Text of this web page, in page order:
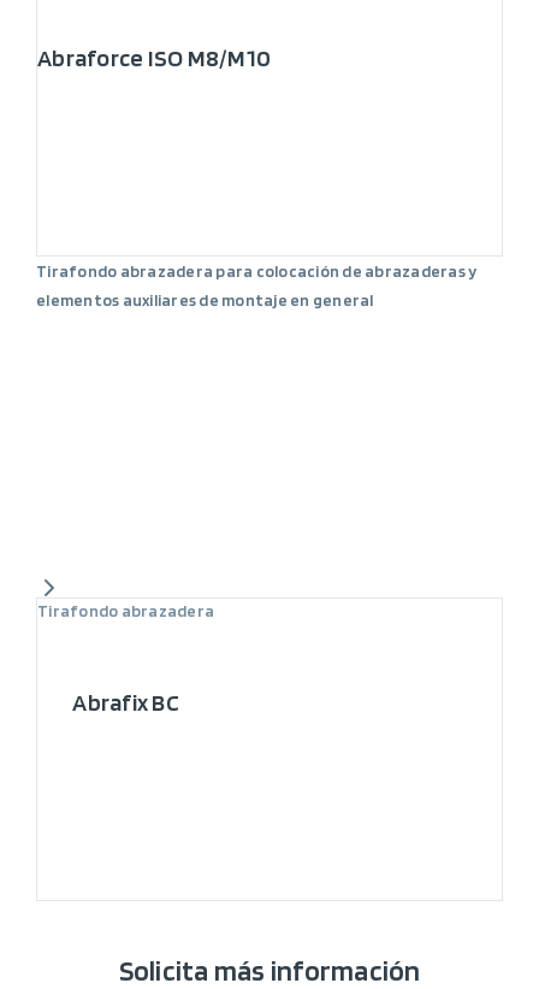
Abraforce ISO M8/M10
Tirafondo abrazadera para colocación de abrazaderas y
elementos auxiliares de montaje en general
Tirafondo abrazadera
Abrafix BC
Solicita más información